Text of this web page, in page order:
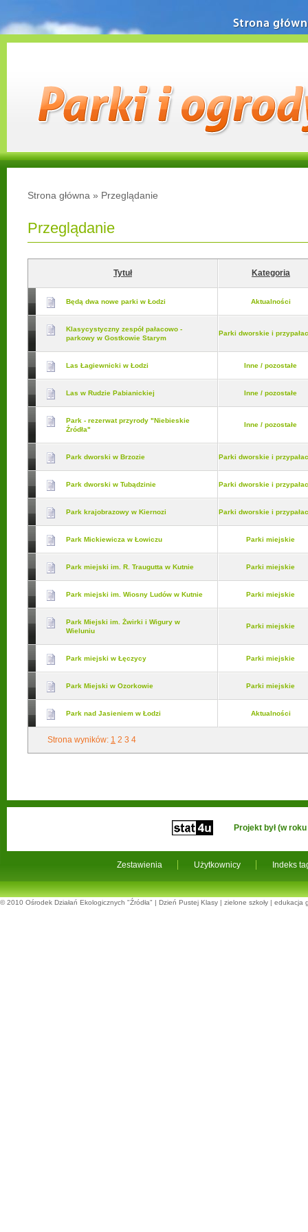
Strona główna » Przeglądanie
Przeglądanie
Tytuł Kategoria
Będą dwa nowe parki w Łodzi Aktualności
Klasycystyczny zespół pałacowo -
parkowy w Gostkowie Starym
Parki dworskie i
Las Łagiewnicki w Łodzi Inne / pozostałe
Las w Rudzie Pabianickiej Inne / pozostałe
Park - rezerwat przyrody "Niebieskie
Źródła"
Inne / pozostałe
Park dworski w Brzozie Parki dworskie i
Park dworski w Tubądzinie Parki dworskie i
Park krajobrazowy w Kiernozi Parki dworskie i
Park Mickiewicza w Łowiczu Parki miejskie
Park miejski im. R. Traugutta w Kutnie Parki miejskie
Park miejski im. Wiosny Ludów w Kutnie Parki miejskie
Park Miejski im. Żwirki i Wigury w
Wieluniu
Parki miejskie
Park miejski w Łęczycy Parki miejskie
Park Miejski w Ozorkowie Parki miejskie
Park nad Jasieniem w Łodzi Aktualności
Strona wyników: 1 2 3 4
Strona główna
Zestawienia Użytkownicy Indeks
Projekt był (w
© 2010 Ośrodek Działań Ekologicznych "Źródła" | Dzień Pustej Klasy | zielone szkoły | edukacja